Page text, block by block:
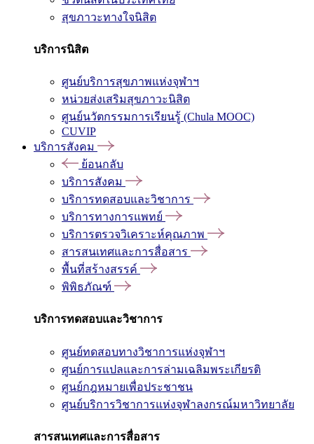
สุขภาวะทางใจนิสิต
บริการนิสิต
ศูนย์บริการสุขภาพแห่งจุฬาฯ
หน่วยส่งเสริมสุขภาวะนิสิต
ศูนย์นวัตกรรมการเรียนรู้ (Chula MOOC)
CUVIP
บริการสังคม
ย้อนกลับ
บริการสังคม
บริการทดสอบและวิชาการ
บริการทางการแพทย์
บริการตรวจวิเคราะห์คุณภาพ
สารสนเทศและการสื่อสาร
พื้นที่สร้างสรรค์
พิพิธภัณฑ์
บริการทดสอบและวิชาการ
ศูนย์ทดสอบทางวิชาการแห่งจุฬาฯ
ศูนย์การแปลและการล่ามเฉลิมพระเกียรติ
ศูนย์กฎหมายเพื่อประชาชน
ศูนย์บริการวิชาการแห่งจุฬาลงกรณ์มหาวิทยาลัย
สารสนเทศและการสื่อสาร